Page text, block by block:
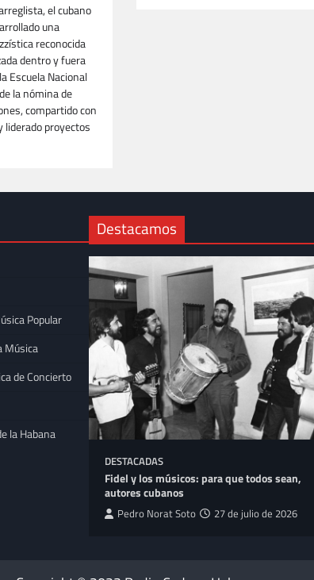
el cubano
una
reconocida
dentro y fuera
Escuela Nacional
la nómina de
compartido con
liderado proyectos
Popular
Música
de Concierto
la Habana
Destacamos
DESTACADAS
Fidel y los músicos: para que todos sean,
autores cubanos
Pedro Norat Soto 27 de julio de 2026